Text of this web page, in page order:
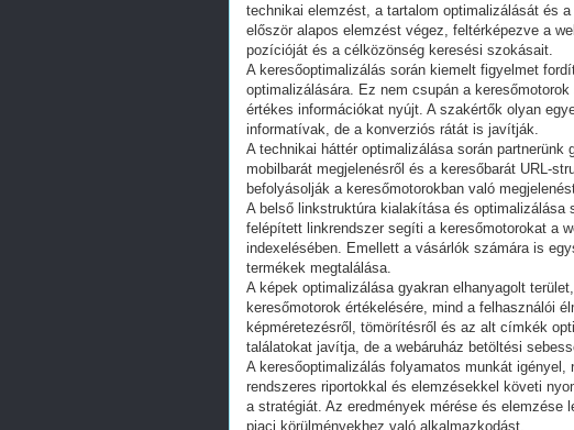
technikai elemzést, a tartalom optimalizálását és
először alapos elemzést végez, feltérképezve a
pozícióját és a célközönség keresési szokásait.
A keresőoptimalizálás során kiemelt figyelmet
optimalizálására. Ez nem csupán a
értékes információkat nyújt. A szakértők olyan
informatívak, de a konverziós rátát is javítják.
A technikai háttér optimalizálása során partnerünk
mobilbarát megjelenésről és a keresőbarát URL-
befolyásolják a keresőmotorokban való
A belső linkstruktúra kialakítása és optimalizálása
felépített linkrendszer segíti a keresőmotorokat a
indexelésében. Emellett a vásárlók számára is
termékek megtalálása.
A képek optimalizálása gyakran elhanyagolt
keresőmotorok értékelésére, mind a felhasználói
képméretezésről, tömörítésről és az alt címkék
találatokat javítja, de a webáruház betöltési
A keresőoptimalizálás folyamatos munkát
rendszeres riportokkal és elemzésekkel követi
a stratégiát. Az eredmények mérése és
piaci körülményekhez való alkalmazkodást.